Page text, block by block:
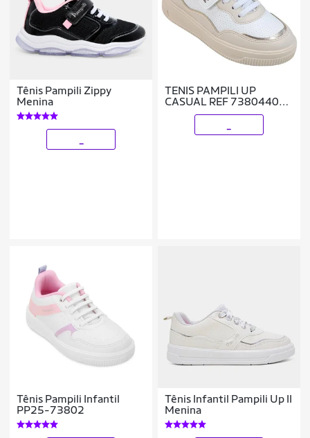
Tênis Pampili Zippy
Menina
TENIS PAMPILI UP
CASUAL REF 738044000
MENINA
Tênis Pampili Infantil
PP25-73802
Tênis Infantil Pampili Up II
Menina